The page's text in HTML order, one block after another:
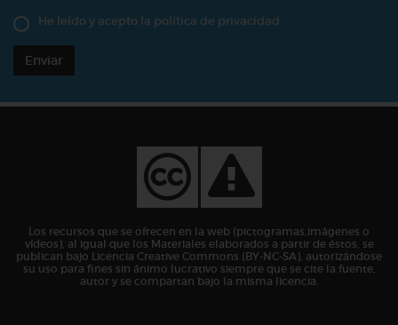
He leído y acepto la política de privacidad
Enviar
Los recursos que se ofrecen en la web (pictogramas,imágenes o
vídeos), al igual que los Materiales elaborados a partir de éstos, se
publican bajo Licencia Creative Commons (BY-NC-SA), autorizándose
su uso para fines sin ánimo lucrativo siempre que se cite la fuente,
autor y se compartan bajo la misma licencia.